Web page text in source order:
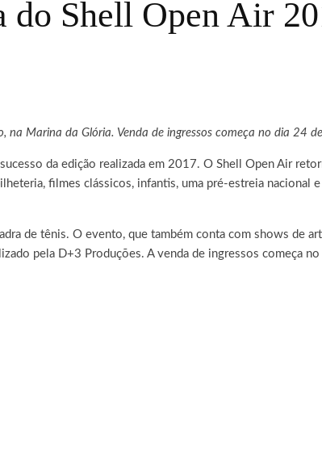
do Shell Open Air
na Marina da Glória. Venda de ingressos começa no dia 24
da edição realizada em 2017. O Shell Open Air
filmes clássicos, infantis, uma pré-estreia nacional
de tênis. O evento, que também conta com shows de
pela D+3 Produções. A venda de ingressos começa